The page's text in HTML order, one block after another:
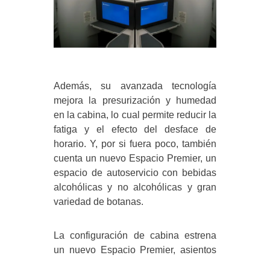
Además, su avanzada tecnología
mejora la presurización y humedad
en la cabina, lo cual permite reducir la
fatiga y el efecto del desface de
horario. Y, por si fuera poco, también
cuenta un nuevo Espacio Premier, un
espacio de autoservicio con bebidas
alcohólicas y no alcohólicas y gran
variedad de botanas.
La configuración de cabina estrena
un nuevo Espacio Premier, asientos